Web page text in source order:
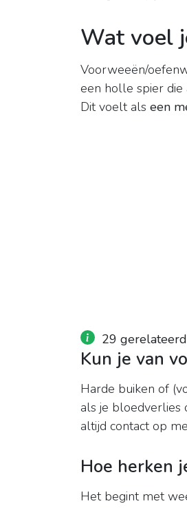
Wat voel
Voorweeën/
een holle spier die
Dit voelt als een
29
Kun je van
Harde buiken of
als je bloedverlies
altijd contact op
Hoe herken
Het begint met